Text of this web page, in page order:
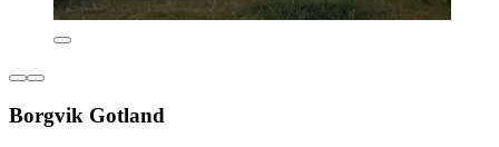
Borgvik Gotland